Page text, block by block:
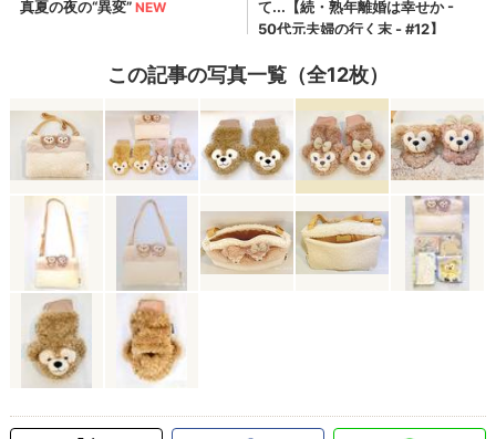
この記事の写真一覧（全12枚）